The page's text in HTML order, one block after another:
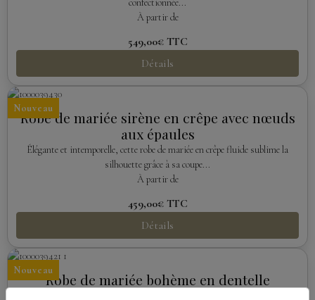
confectionnée...
À partir de
549,00€ TTC
Détails
Nouveau
Robe de mariée sirène en crêpe avec nœuds
aux épaules
Élégante et intemporelle, cette robe de mariée en crêpe fluide sublime la
silhouette grâce à sa coupe...
À partir de
459,00€ TTC
Détails
Nouveau
Robe de mariée bohème en dentelle